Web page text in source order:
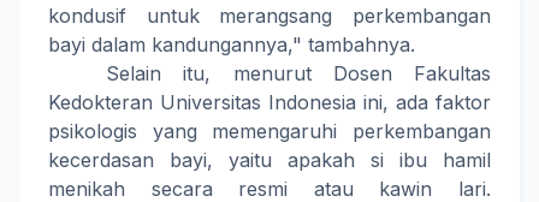
kondusif untuk merangsang perkembangan
bayi dalam kandungannya," tambahnya.
Selain itu, menurut Dosen Fakultas
Kedokteran Universitas Indonesia ini, ada faktor
psikologis yang memengaruhi perkembangan
kecerdasan bayi, yaitu apakah si ibu hamil
menikah secara resmi atau kawin lari.